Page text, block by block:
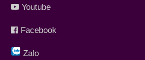
Youtube
Facebook
Zalo